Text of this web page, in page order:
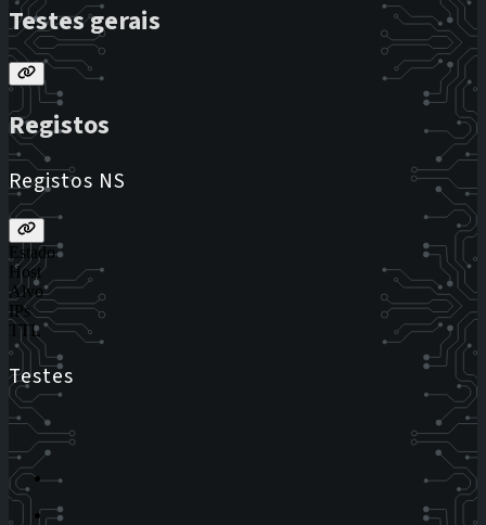
Testes gerais
Registos
Registos NS
Estado
Host
Alvo
IPs
TTL
Testes